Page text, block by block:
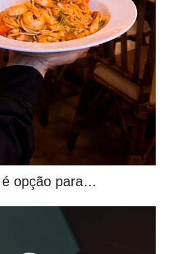
é opção para…